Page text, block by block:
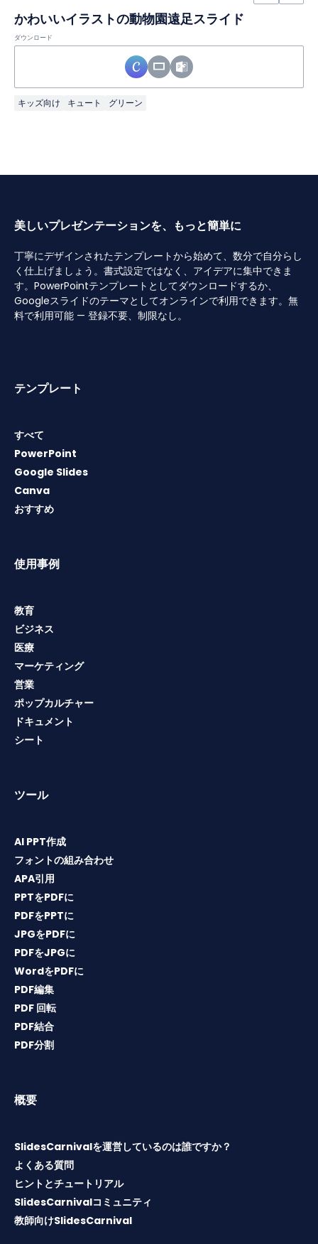
かわいいイラストの動物園遠足スライド
ダウンロード
キッズ向け キュート グリーン
美しいプレゼンテーションを、もっと簡単に
丁寧にデザインされたテンプレートから始めて、数分で自分らし
く仕上げましょう。書式設定ではなく、アイデアに集中できま
す。PowerPointテンプレートとしてダウンロードするか、
Googleスライドのテーマとしてオンラインで利用できます。無
料で利用可能 — 登録不要、制限なし。
テンプレート
すべて
PowerPoint
Google Slides
Canva
おすすめ
使用事例
教育
ビジネス
医療
マーケティング
営業
ポップカルチャー
ドキュメント
シート
ツール
AI PPT作成
フォントの組み合わせ
APA引用
PPTをPDFに
PDFをPPTに
JPGをPDFに
PDFをJPGに
WordをPDFに
PDF編集
PDF 回転
PDF結合
PDF分割
概要
SlidesCarnivalを運営しているのは誰ですか？
よくある質問
ヒントとチュートリアル
SlidesCarnivalコミュニティ
教師向けSlidesCarnival